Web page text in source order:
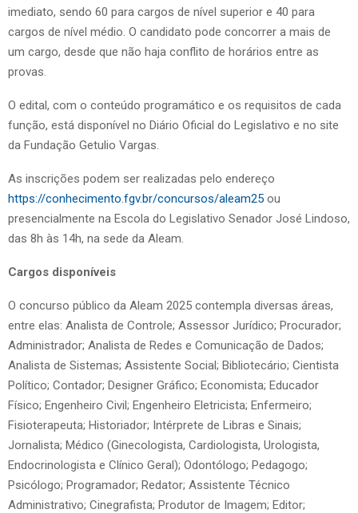
imediato, sendo 60 para cargos de nível superior e 40 para
cargos de nível médio. O candidato pode concorrer a mais de
um cargo, desde que não haja conflito de horários entre as
provas.
O edital, com o conteúdo programático e os requisitos de cada
função, está disponível no Diário Oficial do Legislativo e no site
da Fundação Getulio Vargas.
As inscrições podem ser realizadas pelo endereço
https://conhecimento.fgv.br/concursos/aleam25 ou
presencialmente na Escola do Legislativo Senador José Lindoso,
das 8h às 14h, na sede da Aleam.
Cargos disponíveis
O concurso público da Aleam 2025 contempla diversas áreas,
entre elas: Analista de Controle; Assessor Jurídico; Procurador;
Administrador; Analista de Redes e Comunicação de Dados;
Analista de Sistemas; Assistente Social; Bibliotecário; Cientista
Político; Contador; Designer Gráfico; Economista; Educador
Físico; Engenheiro Civil; Engenheiro Eletricista; Enfermeiro;
Fisioterapeuta; Historiador; Intérprete de Libras e Sinais;
Jornalista; Médico (Ginecologista, Cardiologista, Urologista,
Endocrinologista e Clínico Geral); Odontólogo; Pedagogo;
Psicólogo; Programador; Redator; Assistente Técnico
Administrativo; Cinegrafista; Produtor de Imagem; Editor;